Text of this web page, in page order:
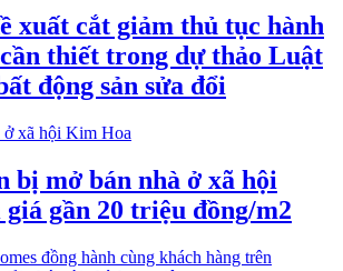
xuất cắt giảm thủ tục hành
thiết trong dự thảo Luật
động sản sửa đổi
bị mở bán nhà ở xã hội
gần 20 triệu đồng/m2